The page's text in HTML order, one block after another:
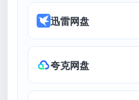
迅雷网盘
夸克网盘